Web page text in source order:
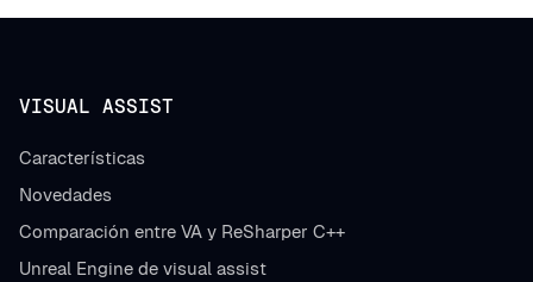
VISUAL ASSIST
Características
Novedades
Comparación entre VA y ReSharper C++
Unreal Engine de visual assist